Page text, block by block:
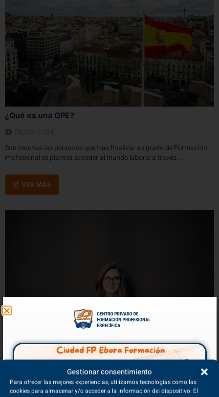
Gestionar consentimiento
Para ofrecer las mejores experiencias, utilizamos tecnologías como las
cookies para almacenar y/o acceder a la información del dispositivo. El
¿Qué es una OPE?
Son muchas las personas que tras finalizar su grado de Formación
Profesional se plantea acceder al mundo laboral a través...
VER MÁS
salidas laborales
26/06/2024